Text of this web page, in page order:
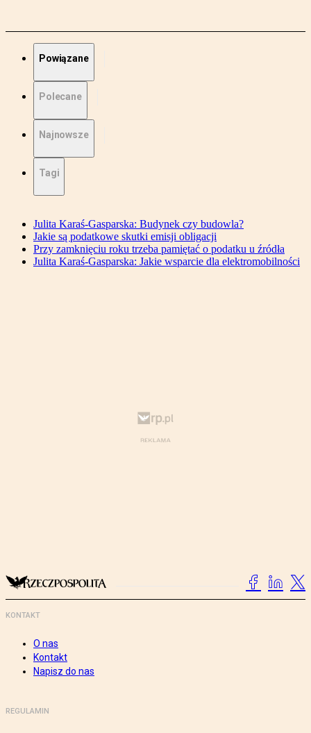
Powiązane
Polecane
Najnowsze
Tagi
Julita Karaś-Gasparska: Budynek czy budowla?
Jakie są podatkowe skutki emisji obligacji
Przy zamknięciu roku trzeba pamiętać o podatku u źródła
Julita Karaś-Gasparska: Jakie wsparcie dla elektromobilności
KONTAKT
O nas
Kontakt
Napisz do nas
REGULAMIN